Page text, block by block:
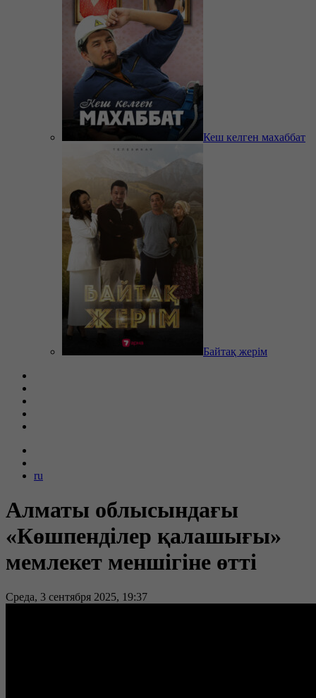
Кеш келген махаббат
Байтақ жерім
ru
Алматы облысындағы
«Көшпенділер қалашығы»
мемлекет меншігіне өтті
Среда, 3 сентября 2025, 19:37